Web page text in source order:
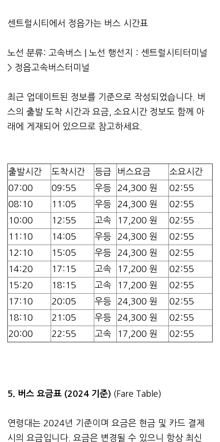
센트럴시티에서 정읍가는 버스 시간표
노선 분류: 고속버스 | 노선 행선지 : 센트럴시티터미널
> 정읍고속버스터미널
최근 업데이트된 정보를 기준으로 작성되었습니다. 버
스의 출발 도착 시간과 요금, 소요시간 정보도 함께 아
래에 게재되어 있으므로 참고하세요.
출발시간 도착시간 등급 버스요금
소요시간
07:00
09:55 우등 24,300 원
02:55
08:10
11:05 우등 24,300 원
02:55
10:00
12:55 고속 17,200 원
02:55
11:10
14:05 우등 24,300 원
02:55
12:10
15:05 우등 24,300 원
02:55
14:20
17:15 고속 17,200 원
02:55
15:20
18:15 고속 17,200 원
02:55
17:10
20:05 우등 24,300 원
02:55
18:10
21:05 우등 24,300 원
02:55
20:00
22:55 고속 17,200 원 02:55
5. 버스 요금표 (2024 기준) (Fare Table)
연령대는 2024년 기준이며 요금은 현금 및 카드 결제
시의 요금입니다. 요금은 변경될 수 있으니 항상 최신